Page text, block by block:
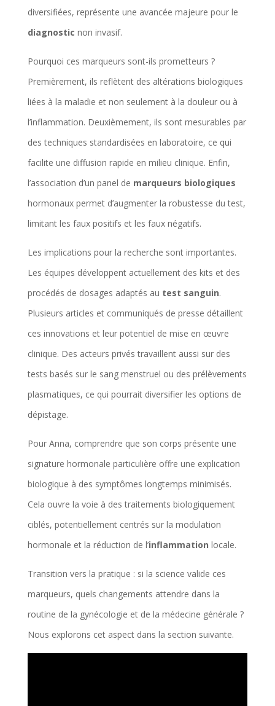
diversifiées, représente une avancée majeure pour le
diagnostic non invasif.
Pourquoi ces marqueurs sont-ils prometteurs ?
Premièrement, ils reflètent des altérations biologiques
liées à la maladie et non seulement à la douleur ou à
l’inflammation. Deuxièmement, ils sont mesurables par
des techniques standardisées en laboratoire, ce qui
facilite une diffusion rapide en milieu clinique. Enfin,
l’association d’un panel de marqueurs biologiques
hormonaux permet d’augmenter la robustesse du test,
limitant les faux positifs et les faux négatifs.
Les implications pour la recherche sont importantes.
Les équipes développent actuellement des kits et des
procédés de dosages adaptés au test sanguin.
Plusieurs articles et communiqués de presse détaillent
ces innovations et leur potentiel de mise en œuvre
clinique. Des acteurs privés travaillent aussi sur des
tests basés sur le sang menstruel ou des prélèvements
plasmatiques, ce qui pourrait diversifier les options de
dépistage.
Pour Anna, comprendre que son corps présente une
signature hormonale particulière offre une explication
biologique à des symptômes longtemps minimisés.
Cela ouvre la voie à des traitements biologiquement
ciblés, potentiellement centrés sur la modulation
hormonale et la réduction de l’inflammation locale.
Transition vers la pratique : si la science valide ces
marqueurs, quels changements attendre dans la
routine de la gynécologie et de la médecine générale ?
Nous explorons cet aspect dans la section suivante.